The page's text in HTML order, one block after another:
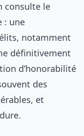
consulte le
: une
notamment
définitivement
d’honorabilité
des
et